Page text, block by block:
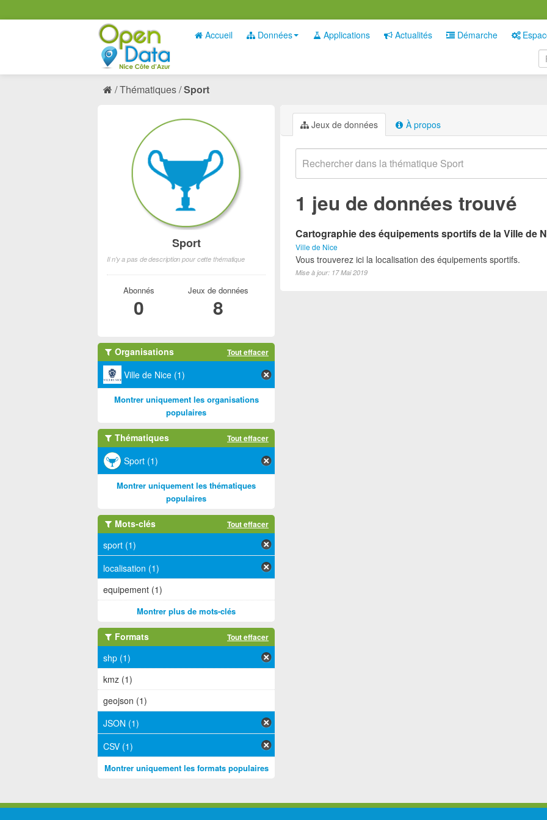
Accueil Données Applications Actualités Démarche
Thématiques Sport
Jeux de données À propos
1 jeu de données trouvé
Cartographie des équipements sportifs de la Ville de
Ville de Nice
Vous trouverez ici la localisation des équipements sportifs.
Mise à jour: 17 Mai 2019
Sport
Il n'y a pas de description pour cette thématique
Abonnés
0
Jeux de données
8
Organisations Tout effacer
Ville de Nice (1)
Montrer uniquement les organisations
populaires
Thématiques Tout effacer
Sport (1)
Montrer uniquement les thématiques
populaires
Mots-clés Tout effacer
sport (1)
localisation (1)
equipement (1)
Montrer plus de mots-clés
Formats Tout effacer
shp (1)
kmz (1)
geojson (1)
JSON (1)
CSV (1)
Montrer uniquement les formats populaires